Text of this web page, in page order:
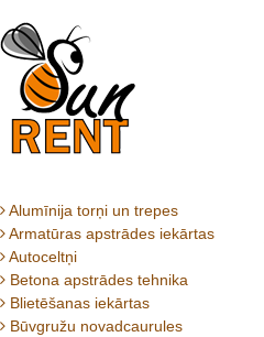
Alumīnija torņi un trepes
Armatūras apstrādes iekārtas
Autoceltņi
Betona apstrādes tehnika
Blietēšanas iekārtas
Būvgružu novadcaurules